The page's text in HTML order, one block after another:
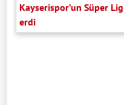
Kayserispor’un Süper
erdi